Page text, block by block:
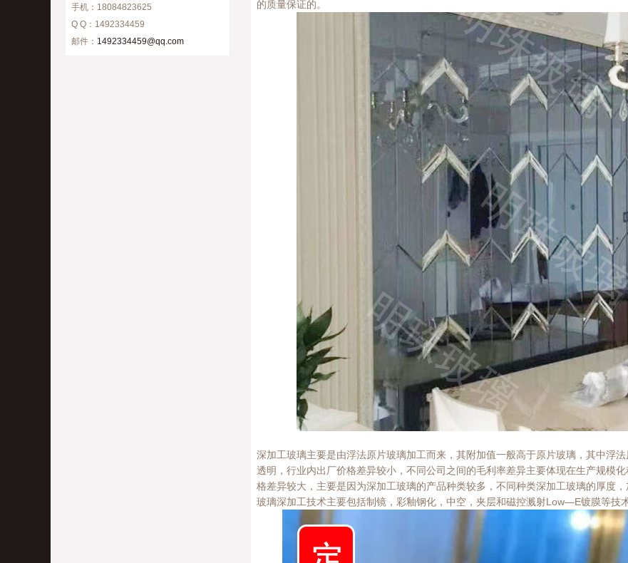
手机：18084823625
Q Q：1492334459
邮件： 1492334459@qq.com
的质量保证的。
深加工玻璃主要是由浮法原片玻璃加工而来，其附加值一般高于原片玻璃，其中浮
透明，行业内出厂价格差异较小，不同公司之间的毛利率差异主要体现在生产规模
格差异较大，主要是因为深加工玻璃的产品种类较多，不同种类深加工玻璃的厚度
玻璃深加工技术主要包括制镜，彩釉钢化，中空，夹层和磁控溅射Low—E镀膜等技术